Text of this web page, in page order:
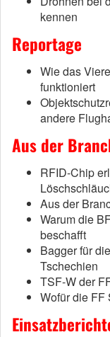
kennen
Reportage
Wie das
funktioniert
andere
Aus der
RFID-Chip
Aus der
Warum die
beschafft
Bagger für
Tschechien
TSF-W der
Wofür die FF